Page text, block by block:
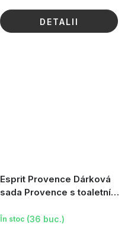
DETALII
Esprit Provence Dárková
sada Provence s toaletní
În stoc (36 buc.)